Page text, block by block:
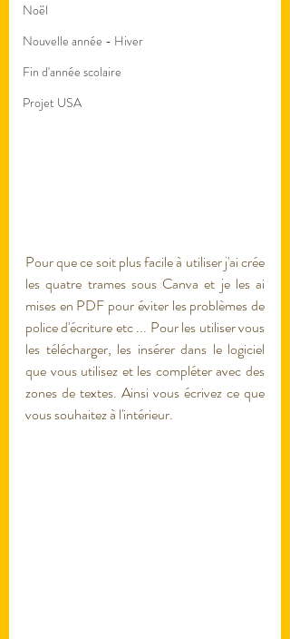
Noël
Nouvelle année - Hiver
Fin d'année scolaire
Projet USA
Pour que ce soit plus facile à utiliser j'ai crée
les quatre trames sous Canva et je les ai
mises en PDF pour éviter les problèmes de
police d'écriture etc ... Pour les utiliser vous
les télécharger, les insérer dans le logiciel
que vous utilisez et les compléter avec des
zones de textes. Ainsi vous écrivez ce que
vous souhaitez à l'intérieur.